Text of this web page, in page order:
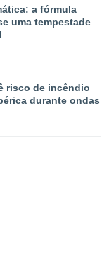
a fórmula
uma tempestade
risco de incêndio
durante ondas